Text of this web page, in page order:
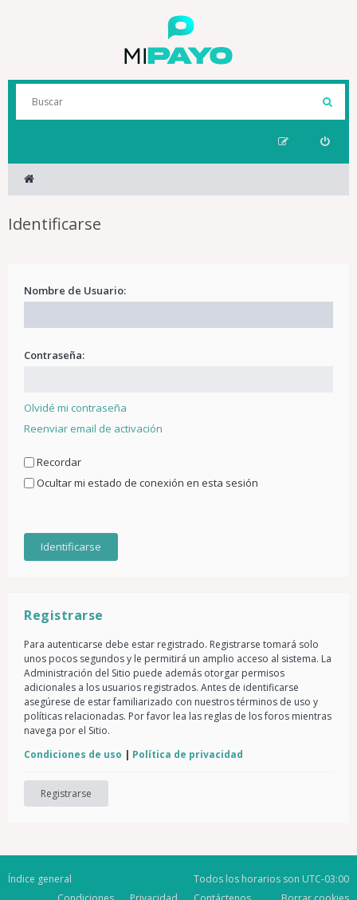
Identificarse
Nombre de Usuario:
Contraseña:
Olvidé mi contraseña
Reenviar email de activación
Recordar
Ocultar mi estado de conexión en esta sesión
Registrarse
Para autenticarse debe estar registrado. Registrarse tomará solo
unos pocos segundos y le permitirá un amplio acceso al sistema. La
Administración del Sitio puede además otorgar permisos
adicionales a los usuarios registrados. Antes de identificarse
asegúrese de estar familiarizado con nuestros términos de uso y
políticas relacionadas. Por favor lea las reglas de los foros mientras
navega por el Sitio.
Condiciones de uso | Política de privacidad
Registrarse
Índice general Todos los horarios son UTC-03:00